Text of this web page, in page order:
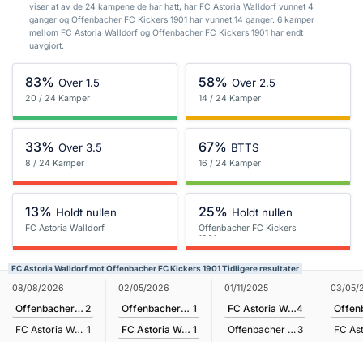
viser at av de 24 kampene de har hatt, har FC Astoria Walldorf vunnet 4
ganger og Offenbacher FC Kickers 1901 har vunnet 14 ganger. 6 kamper
mellom FC Astoria Walldorf og Offenbacher FC Kickers 1901 har endt
uavgjort.
83% Over 1.5
20 / 24 Kamper
58% Over 2.5
14 / 24 Kamper
33% Over 3.5
8 / 24 Kamper
67% BTTS
16 / 24 Kamper
13% Holdt nullen
FC Astoria Walldorf
25% Holdt nullen
Offenbacher FC Kickers
1901
FC Astoria Walldorf mot Offenbacher FC Kickers 1901 Tidligere resultater
08/08/2026
Offenbacher FC Kickers 1901 2
FC Astoria Walldorf 1
02/05/2026
Offenbacher FC Kickers 1901 1
FC Astoria Walldorf 1
01/11/2025
FC Astoria Walldorf4
Offenbacher FC Kickers 1901 3
03/05/